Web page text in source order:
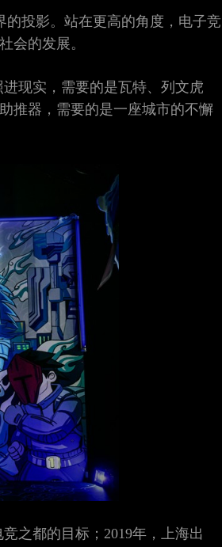
投影。站在更高的角度，电子竞
会的发展。
现实，需要的是瓦特、列文虎
推器，需要的是一座城市的不懈
之都的目标；2019年，上海出